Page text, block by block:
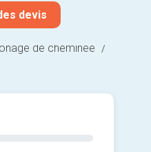
devis
de cheminée /